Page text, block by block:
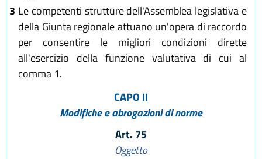
3 Le competenti strutture dell'Assemblea legislativa e
della Giunta regionale attuano un'opera di raccordo
per consentire le migliori condizioni dirette
all'esercizio della funzione valutativa di cui al
comma 1.
CAPO II
Modifiche e abrogazioni di norme
Art. 75
Oggetto